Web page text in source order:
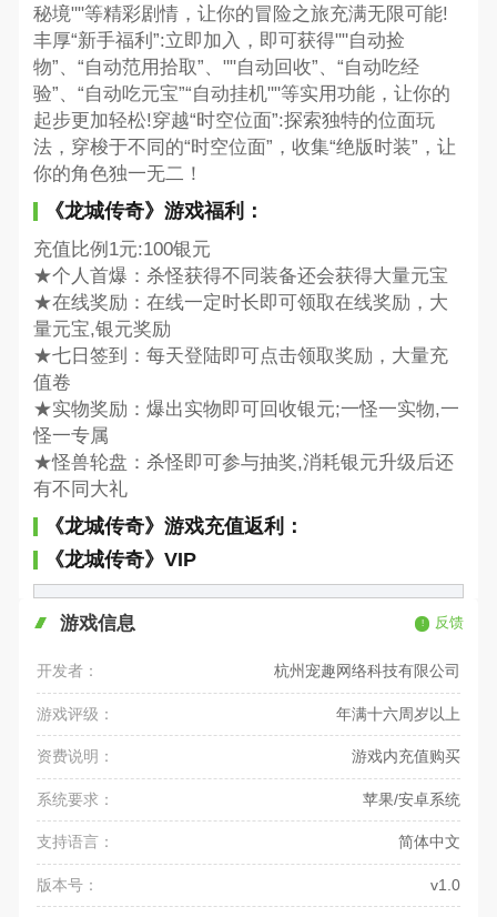
秘境""等精彩剧情，让你的冒险之旅充满无限可能!
丰厚“新手福利”:立即加入，即可获得""自动捡
物”、“自动范用拾取”、""自动回收”、“自动吃经
验”、“自动吃元宝”“自动挂机""等实用功能，让你的
起步更加轻松!穿越“时空位面”:探索独特的位面玩
法，穿梭于不同的“时空位面”，收集“绝版时装”，让
你的角色独一无二！
《龙城传奇》游戏福利：
充值比例1元:100银元
★个人首爆：杀怪获得不同装备还会获得大量元宝
★在线奖励：在线一定时长即可领取在线奖励，大
量元宝,银元奖励
★七日签到：每天登陆即可点击领取奖励，大量充
值卷
★实物奖励：爆出实物即可回收银元;一怪一实物,一
怪一专属
★怪兽轮盘：杀怪即可参与抽奖,消耗银元升级后还
有不同大礼
《龙城传奇》游戏充值返利：
《龙城传奇》VIP
游戏信息 反馈
开发者： 杭州宠趣网络科技有限公司
游戏评级： 年满十六周岁以上
资费说明： 游戏内充值购买
系统要求： 苹果/安卓系统
支持语言： 简体中文
版本号： v1.0